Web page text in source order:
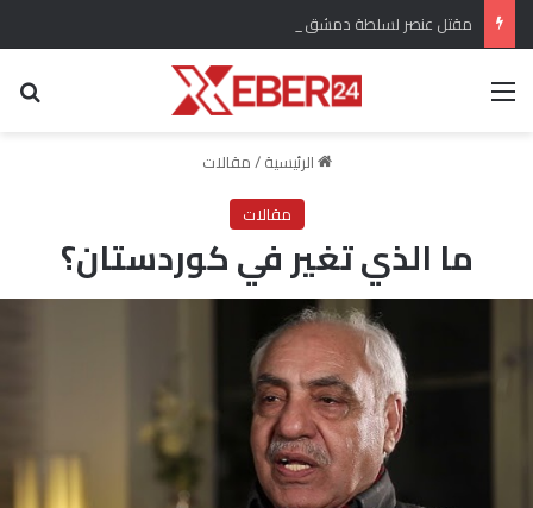
القائمة
الرئيسية/مقالات
مقالات
ما الذي تغير في كوردستان؟